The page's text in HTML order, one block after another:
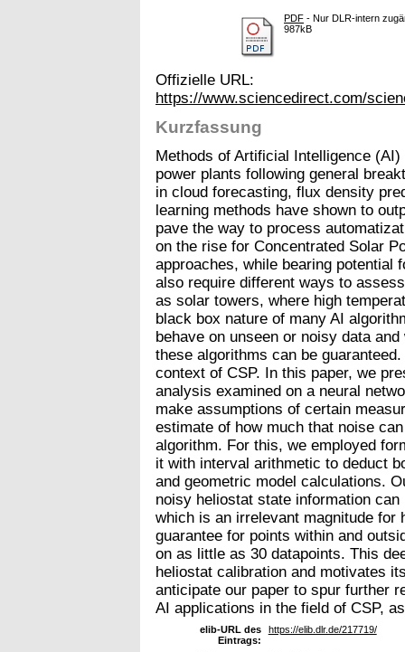
PDF - Nur DLR-intern
987kB
Offizielle URL:
https://www.sciencedirect.com/
Kurzfassung
Methods of Artificial Intelligence
power plants following general
in cloud forecasting, flux density
learning methods have shown to
pave the way to process
on the rise for Concentrated Solar
approaches, while bearing potential
also require different ways to
as solar towers, where high
black box nature of many AI
behave on unseen or noisy data
these algorithms can be
context of CSP. In this paper, we
analysis examined on a neural
make assumptions of certain
estimate of how much that noise
algorithm. For this, we employed
it with interval arithmetic to deduct
and geometric model calculations.
noisy heliostat state information
which is an irrelevant magnitude
guarantee for points within and
on as little as 30 datapoints. This
heliostat calibration and motivates
anticipate our paper to spur further
AI applications in the field of CSP,
elib-URL des
Eintrags:
https://elib.dlr.de/217719/